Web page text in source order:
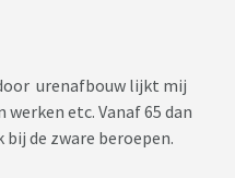
urenafbouw lijkt mij
werken etc. Vanaf 65 dan
de zware beroepen.